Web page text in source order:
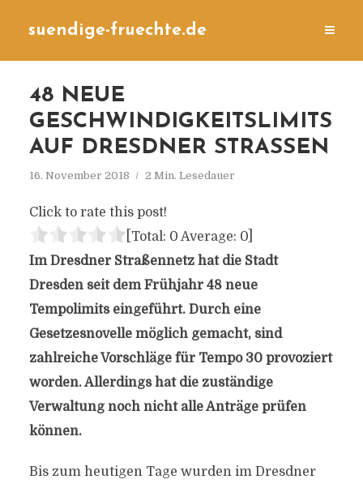
suendige-fruechte.de
48 NEUE
GESCHWINDIGKEITSLIMITS
AUF DRESDNER STRASSEN
16. November 2018 2 Min. Lesedauer
Click to rate this post!
[Total: 0 Average: 0]
Im Dresdner Straßennetz hat die Stadt
Dresden seit dem Frühjahr 48 neue
Tempolimits eingeführt. Durch eine
Gesetzesnovelle möglich gemacht, sind
zahlreiche Vorschläge für Tempo 30 provoziert
worden. Allerdings hat die zuständige
Verwaltung noch nicht alle Anträge prüfen
können.
Bis zum heutigen Tage wurden im Dresdner